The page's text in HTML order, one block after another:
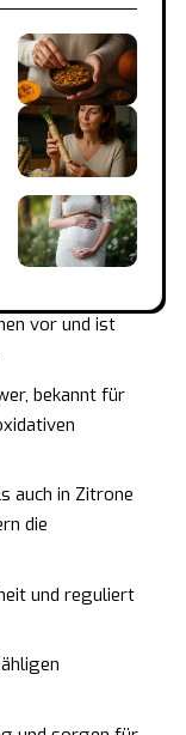
vor und ist
bekannt für
auch in Zitrone
die
und reguliert